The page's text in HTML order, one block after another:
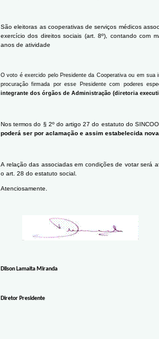
São eleitoras as cooperativas de serviços médicos
exercício dos direitos sociais (art. 8º), contando com
anos de atividade
O voto é exercido pelo Presidente da Cooperativa ou em
procuração firmada por esse Presidente com poderes
integrante dos órgãos de Administração (diretoria
Nos termos do § 2º do artigo 27 do estatuto do
poderá ser por aclamação e assim estabelecida
A relação das associadas em condições de votar será
o art. 28 do estatuto social.
Atenciosamente.
Dilson Lamaita Miranda
Diretor Presidente